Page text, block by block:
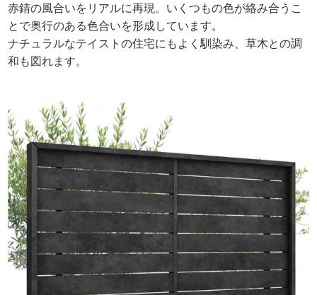
赤錆の風合いをリアルに再現。いくつもの色が絡み合うこ
とで奥行のある色合いを形成しています。
ナチュラルなテイストの住宅にもよく馴染み、草木との調
和も図れます。